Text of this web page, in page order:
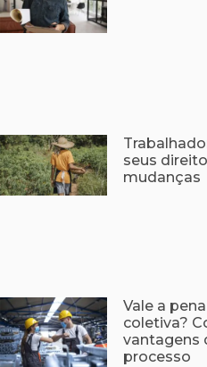
seus
mudanças
Vale a
coletiva?
vantagens
processo